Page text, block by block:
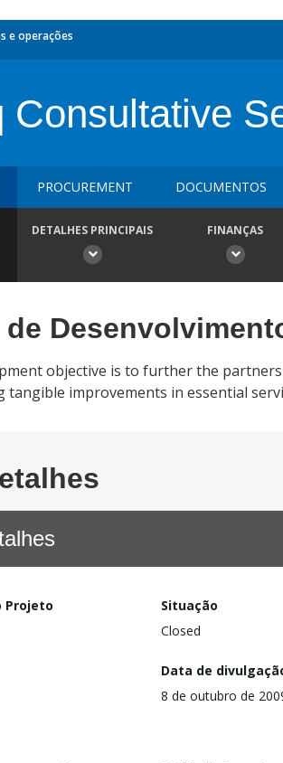
e operações
Consultative
PROCUREMENT DOCUMENTOS
DETALHES PRINCIPAIS FINANÇAS
objective is to further the
tangible improvements in essential
Projeto
Situação
Closed
Data de
8 de outubro de